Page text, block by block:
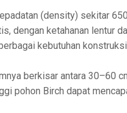
(density) sekitar
dengan ketahanan lentur
kebutuhan
berkisar antara 30–60
pohon Birch dapat